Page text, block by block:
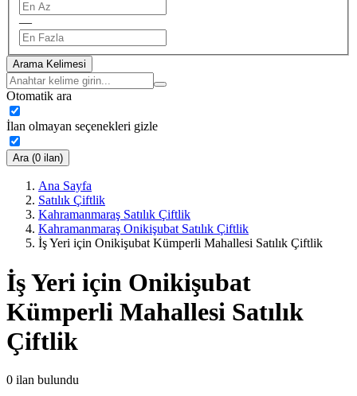
—
Arama Kelimesi
Otomatik ara
İlan olmayan seçenekleri gizle
Ara (0 ilan)
Ana Sayfa
Satılık Çiftlik
Kahramanmaraş Satılık Çiftlik
Kahramanmaraş Onikişubat Satılık Çiftlik
İş Yeri için Onikişubat Kümperli Mahallesi Satılık Çiftlik
İş Yeri için Onikişubat
Kümperli Mahallesi Satılık
Çiftlik
0 ilan bulundu